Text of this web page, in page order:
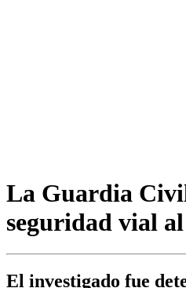
La Guardia
seguridad vial
El investigado fue